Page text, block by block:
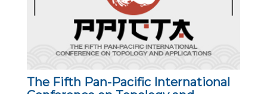
The Fifth Pan-Pacific International